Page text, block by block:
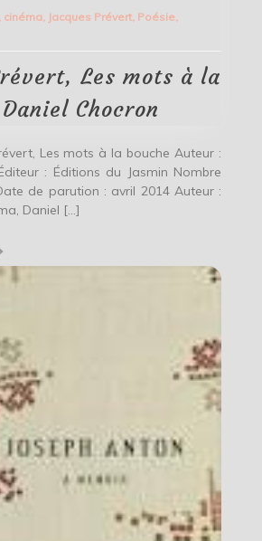
Les
bouche
Daniel
cinéma, Jacques Prévert, Poésie,
Les mots à la
Chocron
Les mots à la bouche Auteur :
: Éditions du Jasmin Nombre
de parution : avril 2014 Auteur :
Daniel […]